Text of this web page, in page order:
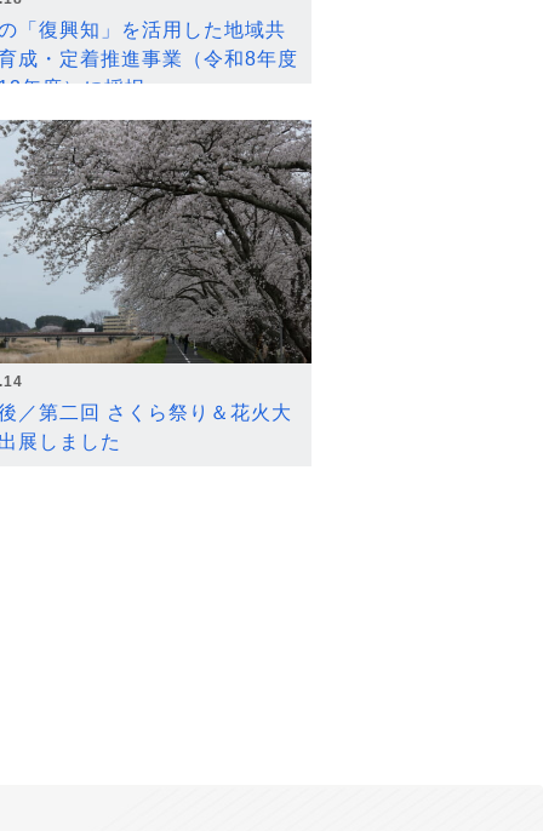
「復興知」を活用した地域共
成・定着推進事業（令和8年度
年度）に採択
／第二回 さくら祭り＆花火大
展しました